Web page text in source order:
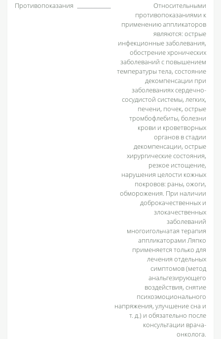
Противопоказания
Относительными
противопоказаниями к
применению аппликаторов
являются: острые
инфекционные заболевания,
обострение хронических
заболеваний с повышением
температуры тела, состояние
декомпенсации при
заболеваниях сердечно-
сосудистой системы, легких,
печени, почек, острые
тромбофлебиты, болезни
крови и кроветворных
органов в стадии
декомпенсации, острые
хирургические состояния,
резкое истощение,
нарушения целости кожных
покровов: раны, ожоги,
обморожения. При наличии
доброкачественных и
злокачественных
заболеваний
многоигольчатая терапия
аппликаторами Ляпко
применяется только для
лечения отдельных
симптомов (метод
анальгезирующего
воздействия, снятие
психоэмоционального
напряжения, улучшение сна и
т. д.) и обязательно после
консультации врача-
онколога.